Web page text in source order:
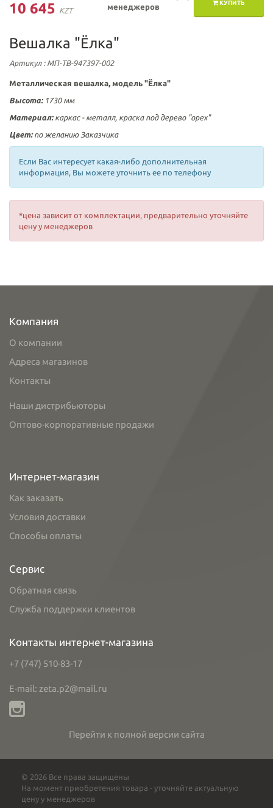
10 645 KZT
КУПИТЬ
менеджеров
Вешалка "Ёлка"
Артикул: МП-ТВ-947397-002
Металлическая вешалка, модель "Ёлка"
Высота: 1730 мм
Материал: каркас - металл, краска под дерево "орех"
Цвет:по желанию Заказчика
Если Вас интересует какая-либо дополнительная
информация, Вы можете уточнить ее по телефону
*цена зависит от комплектации, предварительно уточняйте
цену у менеджеров
Компания
О компании
Адреса магазинов
Контакты
Наши дистрибьюторы
Оптово-корпоративные продажи
Интернет-магазин
Как заказать
Условия доставки
Способы оплаты
Сервис
Обратная связь
Служба поддержки клиентов
Контакты интернет-магазина
+7 (747) 510-83-17
E-mail: zeta.p2@mail.ru
Перейти к полной версии сайта
© 2026 Все права защищены
На момент приобретения товара - уточняйте актуальную
цену у менеджеров